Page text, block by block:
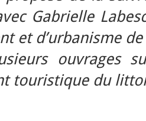
Gabrielle
et d’urbanisme
ouvrages
touristique du